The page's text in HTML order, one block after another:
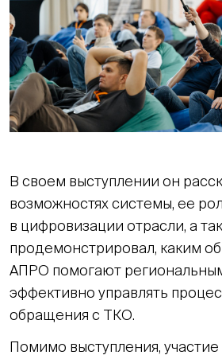
В своем выступлении он
возможностях системы, ее
в цифровизации отрасли, а
продемонстрировал, каким
АПРО помогают
эффективно управлять
обращения с ТКО.
Помимо выступления, участие